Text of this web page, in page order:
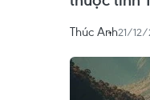
Thúc Anh21/12/